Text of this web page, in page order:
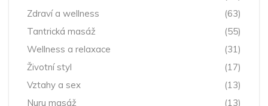
Zdraví a wellness
(63)
Tantrická masáž
(55)
Wellness a relaxace
(31)
Životní styl
(17)
Vztahy a sex
(13)
Nuru masáž
(13)